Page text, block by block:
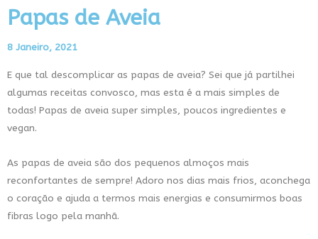
Papas de Aveia
8 Janeiro, 2021
E que tal descomplicar as papas de aveia? Sei que já partilhei
algumas receitas convosco, mas esta é a mais simples de
todas! Papas de aveia super simples, poucos ingredientes e
vegan.
As papas de aveia são dos pequenos almoços mais
reconfortantes de sempre! Adoro nos dias mais frios, aconchega
o coração e ajuda a termos mais energias e consumirmos boas
fibras logo pela manhã.